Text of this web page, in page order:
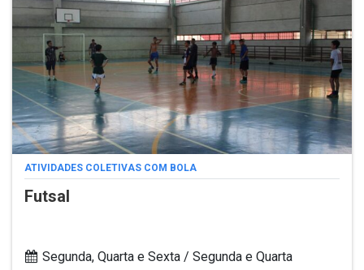
ATIVIDADES COLETIVAS COM BOLA
Futsal
Segunda, Quarta e Sexta / Segunda e Quarta